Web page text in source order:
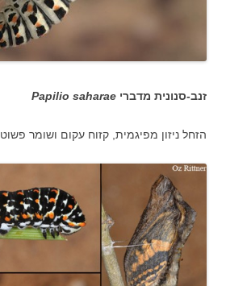
זנב-סנונית מדברי Papilio saharae
הזחל ניזון מפיגמית, קזוח עקום ושומר פשוט.